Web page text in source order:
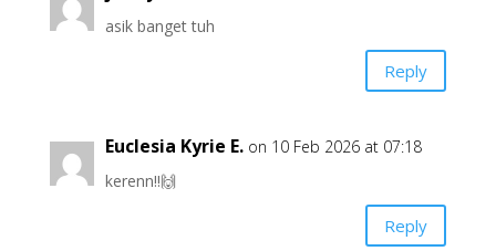
asik banget tuh
Reply
Euclesia Kyrie E. on 10 Feb 2026 at 07:18
kerenn!!🙌
Reply